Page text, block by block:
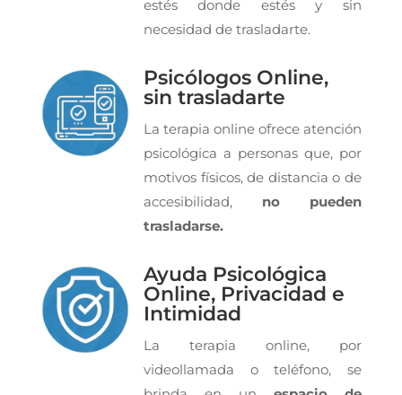
estés donde estés y sin
necesidad de trasladarte.
Psicólogos Online,
sin trasladarte
La terapia online ofrece atención
psicológica a personas que, por
motivos físicos, de distancia o de
accesibilidad, no pueden
trasladarse.
Ayuda Psicológica
Online, Privacidad e
Intimidad
La terapia online, por
videollamada o teléfono, se